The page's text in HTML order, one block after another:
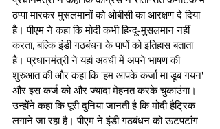
ठप्पा मारकर मुसलमानों को ओबीसी का आरक्षण दे दिया
है। पीएम ने कहा कि मोदी कभी हिन्दू-मुसलमान नहीं
करता, बल्कि इंडी गठबंधन के पापों को इतिहास बताता
है। प्रधानमंत्री ने यहां अवधी में अपने भाषण की
शुरुआत की और कहा कि 'हम आपके कर्जा मा डूब गयन'
और इस कर्ज को और ज्यादा मेहनत करके चुकाउंगा।
उन्होंने कहा कि पूरी दुनिया जानती है कि मोदी हैट्रिक
लगाने जा रहा है। पीएम ने इंडी गठबंधन को ऊटपटांग